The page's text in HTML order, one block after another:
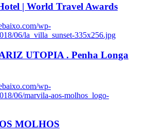
| World Travel Awards
wp-
06/la_villa_sunset-335x256.jpg
UTOPIA . Penha Longa
wp-
06/marvila-aos-molhos_logo-
MOLHOS